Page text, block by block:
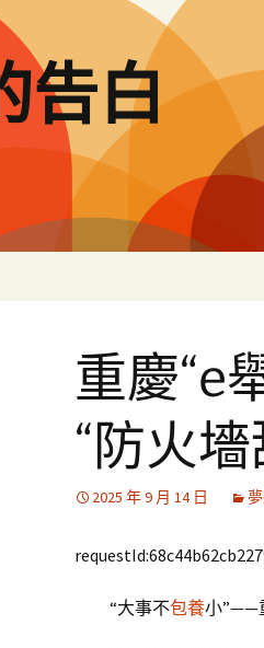
告白
重慶“e
“防火
2025 年 9 月 14 日
“大事不包養小”——